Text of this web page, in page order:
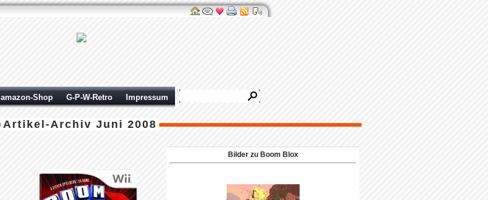
amazon-Shop G-P-W-Retro Impressum
Artikel-Archiv Juni 2008
Bilder zu Boom Blox